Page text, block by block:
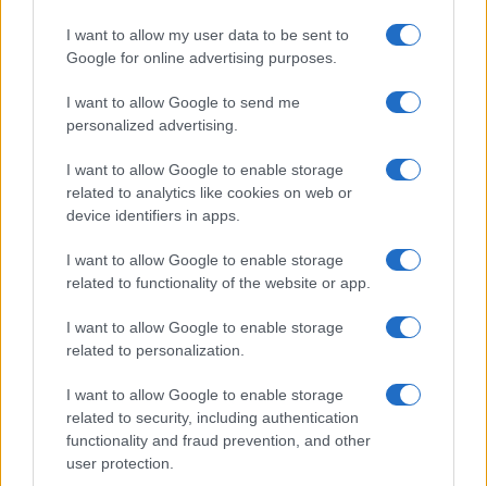
I want to allow my user data to be sent to
Google for online advertising purposes.
I want to allow Google to send me
personalized advertising.
I want to allow Google to enable storage
related to analytics like cookies on web or
device identifiers in apps.
I want to allow Google to enable storage
related to functionality of the website or app.
I want to allow Google to enable storage
related to personalization.
I want to allow Google to enable storage
related to security, including authentication
functionality and fraud prevention, and other
user protection.
Condividi l'articolo
F
ce
b
o
o
k
T
w
it
te
r
Pi
n
te
re
st
W
h
at
s
A
p
p
S
h
a
re
Articolo precedente
NOTIZIE RECENTI
Santa Teresa Gallura, nuove regole per la